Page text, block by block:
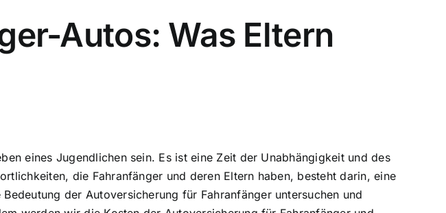
Autos: Was Eltern
eines Jugendlichen sein. Es ist eine Zeit der Unabhängigkeit und des
die Fahranfänger und deren Eltern haben, besteht darin,eine
der Autoversicherung für Fahranfänger untersuchen und